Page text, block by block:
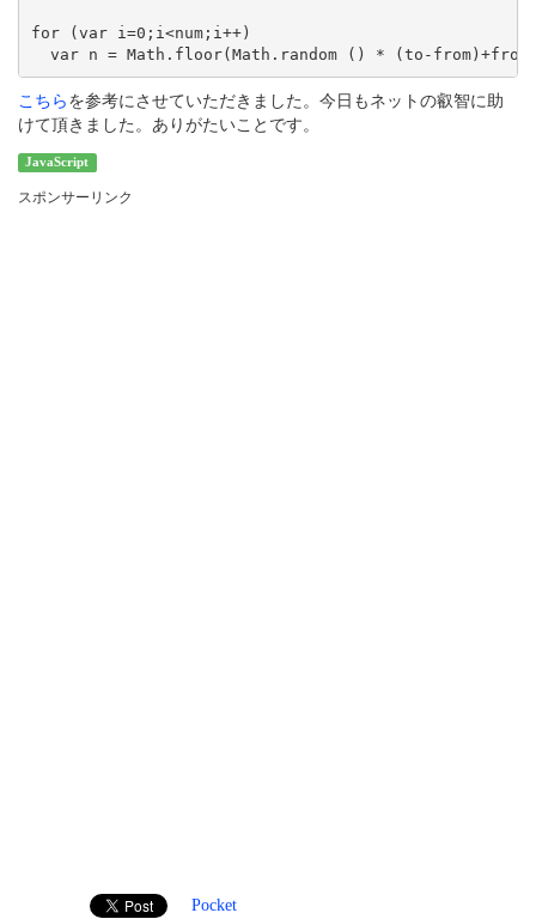
for (var i=0;i<num;i++)
こちら を参考にさせていただきました。今日もネットの叡智に助
けて頂きました。ありがたいことです。
JavaScript
スポンサーリンク
Pocket